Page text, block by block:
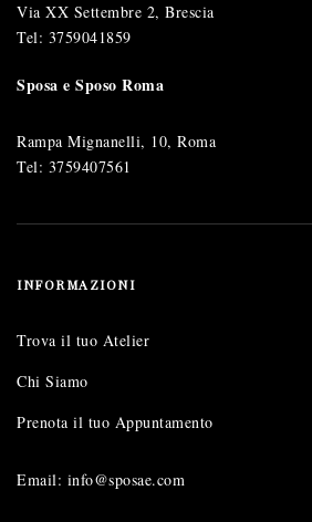
Via XX Settembre 2, Brescia
Tel: 3759041859
Sposa e Sposo Roma
Rampa Mignanelli, 10, Roma
Tel: 3759407561
INFORMAZIONI
Trova il tuo Atelier
Chi Siamo
Prenota il tuo Appuntamento
Email: info@sposae.com